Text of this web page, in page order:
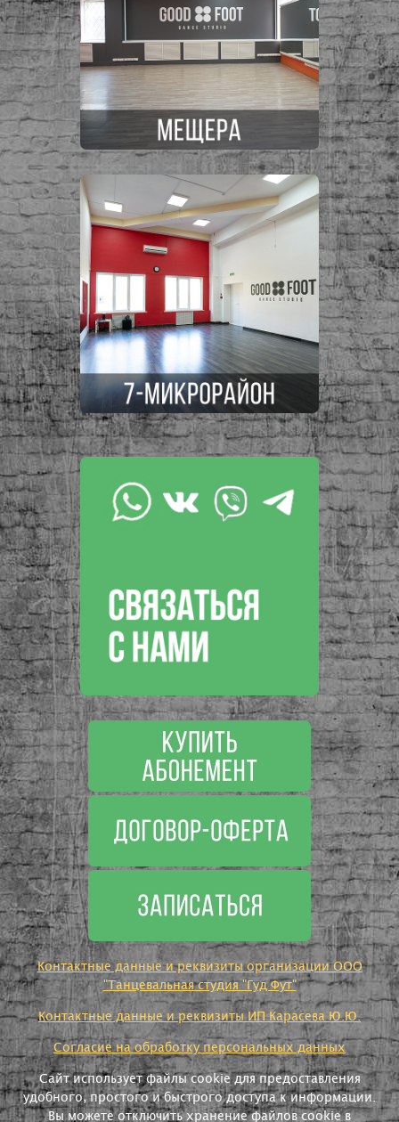
Контактные данные и реквизиты организации ООО
"Танцевальная студия "Гуд Фут"
Контактные данные и реквизиты ИП Карасева Ю.Ю.
Согласие на обработку персональных данных
Сайт использует файлы cookie для предоставления
удобного, простого и быстрого доступа к информации.
Вы можете отключить хранение файлов cookie в